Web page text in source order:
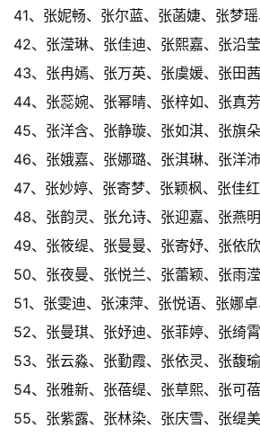
41、张妮畅、张尔蓝、张菡婕、张梦
42、张滢琳、张佳迪、张熙嘉、张沿
43、张冉嫣、张万英、张虞媛、张田
44、张蕊婉、张幂晴、张梓如、张真
45、张洋含、张静璇、张如淇、张旗
46、张娥嘉、张娜璐、张淇琳、张洋
47、张妙婷、张寄梦、张颖枫、张佳
48、张韵灵、张允诗、张迎嘉、张燕
49、张筱缇、张曼曼、张寄妤、张依
50、张夜曼、张悦兰、张蕾颖、张雨
51、张雯迪、张涑萍、张悦语、张娜
52、张曼琪、张妤迪、张菲婷、张绮
53、张云淼、张勤霞、张依灵、张馥
54、张雅新、张蓓缇、张草熙、张可
55、张紫露、张林染、张庆雪、张缇